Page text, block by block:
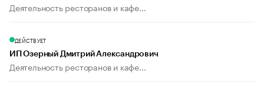
Деятельность ресторанов и кафе...
ДЕЙСТВУЕТ
ИП Озерный Дмитрий Александрович
Деятельность ресторанов и кафе...